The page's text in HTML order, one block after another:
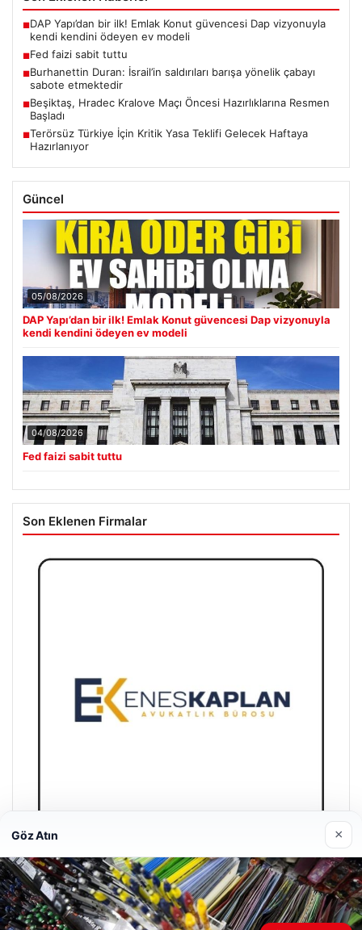
■DAP Yapı’dan bir ilk! Emlak Konut güvencesi Dap vizyonuyla
kendi kendini ödeyen ev modeli
■Fed faizi sabit tuttu
■Burhanettin Duran: İsrail’in saldırıları barışa yönelik çabayı
sabote etmektedir
■Beşiktaş, Hradec Kralove Maçı Öncesi Hazırlıklarına Resmen
Başladı
■Terörsüz Türkiye İçin Kritik Yasa Teklifi Gelecek Haftaya
Hazırlanıyor
Güncel
05/08/2026
DAP Yapı’dan bir ilk! Emlak Konut güvencesi Dap vizyonuyla
kendi kendini ödeyen ev modeli
04/08/2026
Fed faizi sabit tuttu
Son Eklenen Firmalar
Enes Kaplan Avukatlık Bürosu
28/04/2026
Göz Atın ×